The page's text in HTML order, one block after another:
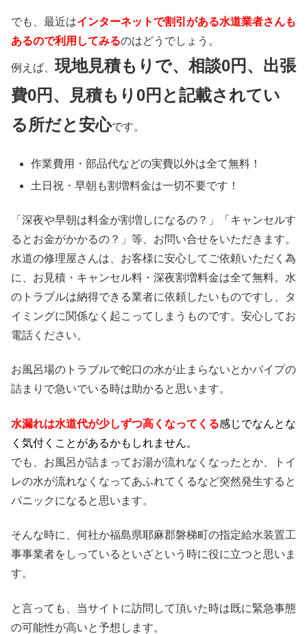
でも、最近はインターネットで割引がある水道業者さんも
あるので利用してみるのはどうでしょう。
例えば、 現地見積もりで、相談0円、出張
費0円、見積もり0円と記載されてい
る所だと安心です。
作業費用・部品代などの実費以外は全て無料！
土日祝・早朝も割増料金は一切不要です！
「深夜や早朝は料金が割増しになるの？」「キャンセルす
るとお金がかかるの？」等、お問い合せをいただきます。
水道の修理屋さんは、お客様に安心してご依頼いただく為
に、お見積・キャンセル料・深夜割増料金は全て無料。水
のトラブルは納得できる業者に依頼したいものですし、タ
イミングに関係なく起こってしまうものです。安心してお
電話ください。
お風呂場のトラブルで蛇口の水が止まらないとかパイプの
詰まりで急いでいる時は助かると思います。
水漏れは水道代が少しずつ高くなってくる感じでなんとな
く気付くことがあるかもしれません。
でも、お風呂が詰まってお湯が流れなくなったとか、トイ
レの水が流れなくなってあふれてくるなど突然発生すると
パニックになると思います。
そんな時に、何社か福島県耶麻郡磐梯町の指定給水装置工
事事業者をしっているといざという時に役に立つと思いま
す。
と言っても、当サイトに訪問して頂いた時は既に緊急事態
の可能性が高いと予想します。